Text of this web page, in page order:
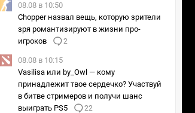
08.08 в 10:50
Chopper назвал вещь, которую зрители
зря романтизируют в жизни про-
игроков
2
08.08 в 10:15
Vasilisa или by_Owl — кому
принадлежит твое сердечко? Участвуй
в битве стримеров и получи шанс
выиграть PS5
22